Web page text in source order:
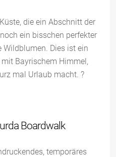
die ein Abschnitt der
ein bisschen perfekter
Dies ist ein
Bayrischem Himmel,
mal Urlaub macht. ?
Boardwalk
temporäres